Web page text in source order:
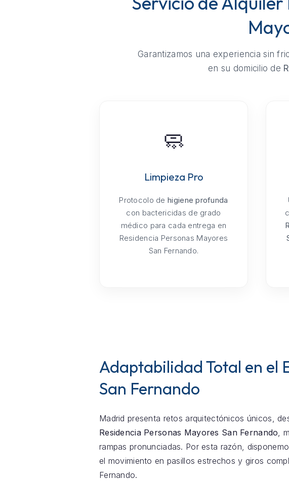
Garantizamos una experiencia sin
en su domicilio de
🧼
Limpieza Pro
Protocolo dehigiene profunda
con bactericidas de grado
médico para cada entrega en
Residencia Personas Mayores
San Fernando.
Adaptabilidad Total en el
San Fernando
Madrid presenta retos arquitectónicos únicos,
Residencia Personas Mayores San Fernando ,
rampas pronunciadas. Por esta razón,
el movimiento en pasillos estrechos y giros
Fernando.